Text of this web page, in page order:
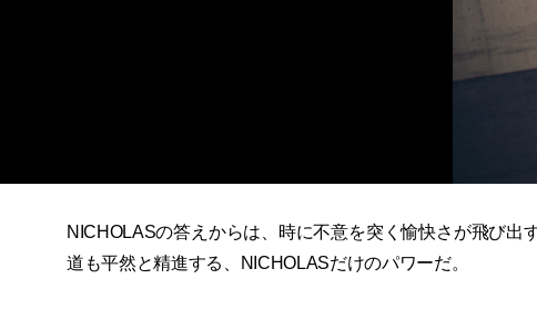
NICHOLASの答えからは、時に不意を突く愉快さが飛び出
道も平然と精進する、NICHOLASだけのパワーだ。